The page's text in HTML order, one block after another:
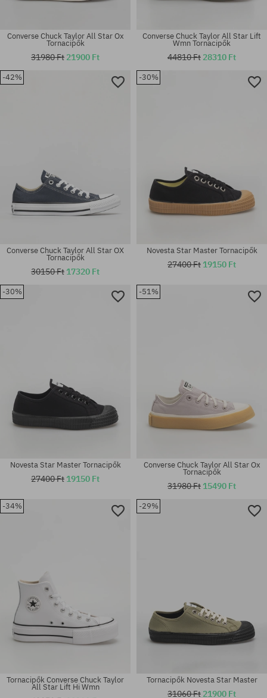
Elérhető méretek:
Elérhető méretek:
Elérhető méretek:
Converse Chuck Taylor All Star Ox
Tornacipők
31980 Ft 21900 Ft
Elérhető méretek:
Converse Chuck Taylor All Star Lift
Wmn Tornacipők
44810 Ft 28310 Ft
-42%
Elérhető méretek:
Converse Chuck Taylor All Star OX
Tornacipők
30150 Ft 17320 Ft
-30%
Elérhető méretek:
Novesta Star Master Tornacipők
27400 Ft 19150 Ft
-30%
Novesta Star Master Tornacipők
27400 Ft 19150 Ft
-51%
Converse Chuck Taylor All Star Ox
Tornacipők
31980 Ft 15490 Ft
-34%
Tornacipők Converse Chuck Taylor
All Star Lift Hi Wmn
-29%
Tornacipők Novesta Star Master
31060 Ft 21900 Ft